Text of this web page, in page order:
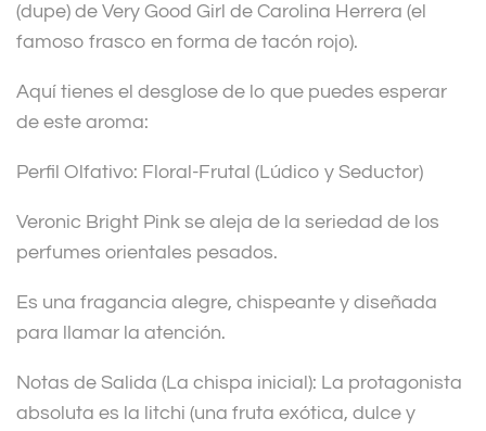
(dupe) de Very Good Girl de Carolina Herrera (el
famoso frasco en forma de tacón rojo).
Aquí tienes el desglose de lo que puedes esperar
de este aroma:
Perfil Olfativo: Floral-Frutal (Lúdico y Seductor)
Veronic Bright Pink se aleja de la seriedad de los
perfumes orientales pesados.
Es una fragancia alegre, chispeante y diseñada
para llamar la atención.
Notas de Salida (La chispa inicial): La protagonista
absoluta es la litchi (una fruta exótica, dulce y